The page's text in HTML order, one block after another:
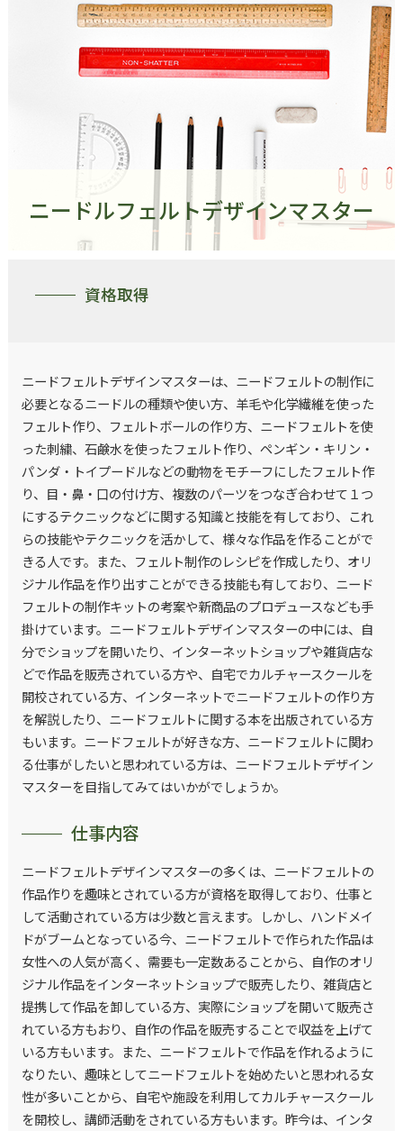
ニードルフェルトデザインマスター
資格取得
ニードフェルトデザインマスターは、ニードフェルトの制作に
必要となるニードルの種類や使い方、羊毛や化学繊維を使った
フェルト作り、フェルトボールの作り方、ニードフェルトを使
った刺繍、石鹸水を使ったフェルト作り、ペンギン・キリン・
パンダ・トイプードルなどの動物をモチーフにしたフェルト作
り、目・鼻・口の付け方、複数のパーツをつなぎ合わせて１つ
にするテクニックなどに関する知識と技能を有しており、これ
らの技能やテクニックを活かして、様々な作品を作ることがで
きる人です。また、フェルト制作のレシピを作成したり、オリ
ジナル作品を作り出すことができる技能も有しており、ニード
フェルトの制作キットの考案や新商品のプロデュースなども手
掛けています。ニードフェルトデザインマスターの中には、自
分でショップを開いたり、インターネットショップや雑貨店な
どで作品を販売されている方や、自宅でカルチャースクールを
開校されている方、インターネットでニードフェルトの作り方
を解説したり、ニードフェルトに関する本を出版されている方
もいます。ニードフェルトが好きな方、ニードフェルトに関わ
る仕事がしたいと思われている方は、ニードフェルトデザイン
マスターを目指してみてはいかがでしょうか。
仕事内容
ニードフェルトデザインマスターの多くは、ニードフェルトの
作品作りを趣味とされている方が資格を取得しており、仕事と
して活動されている方は少数と言えます。しかし、ハンドメイ
ドがブームとなっている今、ニードフェルトで作られた作品は
女性への人気が高く、需要も一定数あることから、自作のオリ
ジナル作品をインターネットショップで販売したり、雑貨店と
提携して作品を卸している方、実際にショップを開いて販売さ
れている方もおり、自作の作品を販売することで収益を上げて
いる方もいます。また、ニードフェルトで作品を作れるように
なりたい、趣味としてニードフェルトを始めたいと思われる女
性が多いことから、自宅や施設を利用してカルチャースクール
を開校し、講師活動をされている方もいます。昨今は、インタ